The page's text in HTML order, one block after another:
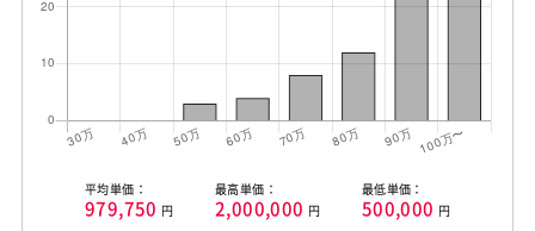
平均単価：
979,750 円
最高単価：
2,000,000 円
最低単価：
500,000 円